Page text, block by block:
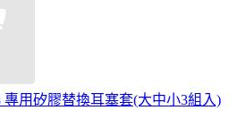
專用矽膠替換耳塞套(大中小3組入)